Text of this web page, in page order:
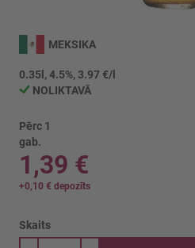
uz
galerijas
sākumu
MEKSIKA
0.35l, 4.5%, 3.97 €/l
NOLIKTAVĀ
Pērc 1
gab.
1,39 €
+0,10 € depozīts
Skaits